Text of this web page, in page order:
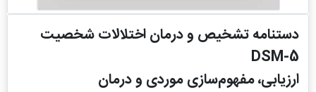
دستنامه تشخیص و درمان اختلالات شخصیت
DSM-5
ارزیابی، مفهوم‌سازی موردی و درمان